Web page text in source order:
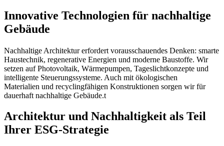
Innovative Technologien für nachhaltige
Gebäude
Nachhaltige Architektur erfordert vorausschauendes Denken: smarte
Haustechnik, regenerative Energien und moderne Baustoffe. Wir
setzen auf Photovoltaik, Wärmepumpen, Tageslichtkonzepte und
intelligente Steuerungssysteme. Auch mit ökologischen
Materialien und recyclingfähigen Konstruktionen sorgen wir für
dauerhaft nachhaltige Gebäude.t
Architektur und Nachhaltigkeit als Teil
Ihrer ESG-Strategie